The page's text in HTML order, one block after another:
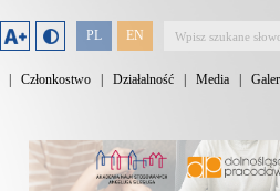
PL EN
Członkostwo Działalność Media